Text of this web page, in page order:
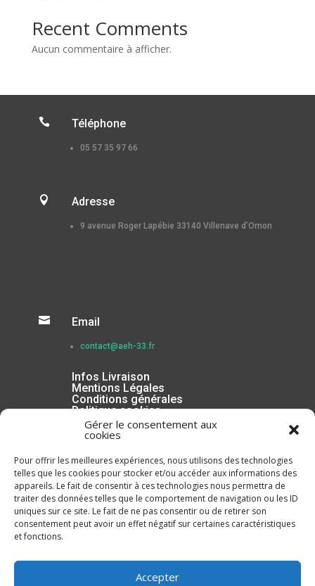
Gérer le consentement aux
cookies
Pour offrir les meilleures expériences, nous utilisons des technologies
telles que les cookies pour stocker et/ou accéder aux informations des
appareils. Le fait de consentir à ces technologies nous permettra de
traiter des données telles que le comportement de navigation ou les ID
uniques sur ce site. Le fait de ne pas consentir ou de retirer son
consentement peut avoir un effet négatif sur certaines caractéristiques
et fonctions.
Accepter
Recent Comments
Aucun commentaire à afficher.
 Téléphone
05 57 35 97 66
 Adresse
9 avenue Roger Lapébie 33140 Villenave d’Ornon
 Email
contact@aeh-33.fr
Infos Livraison
Mentions Légales
Conditions générales
Politique cookies